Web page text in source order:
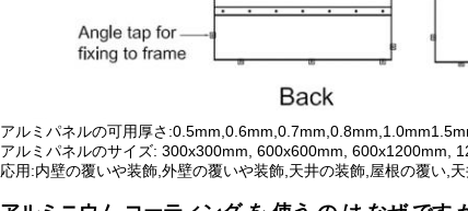
アルミパネルの可用厚さ
アルミパネルのサイズ: 300x300mm, 600x600mm, 600x1200mm,
応用:内壁の覆いや装飾,外壁の覆いや装飾,天井の装飾,屋根の覆い,